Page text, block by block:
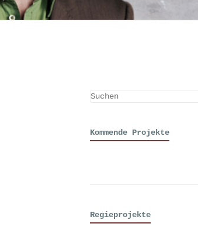
Kommende Projekte
Regieprojekte